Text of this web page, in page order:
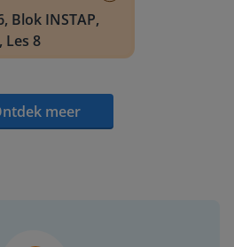
Blok INSTAP,
Les 8
meer